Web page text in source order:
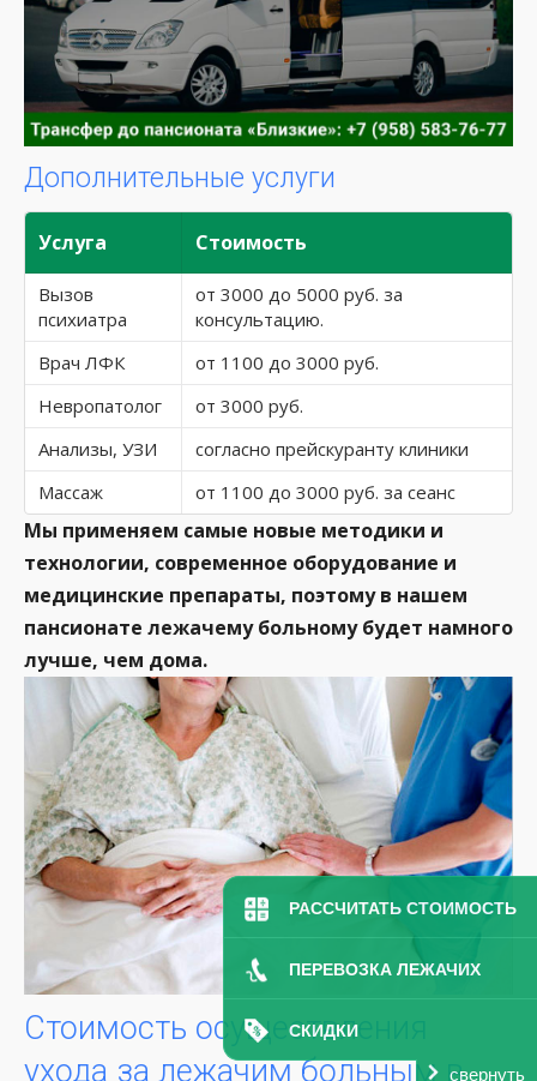
РАССЧИТАТЬ СТОИМОСТЬ
ПЕРЕВОЗКА ЛЕЖАЧИХ
СКИДКИ
свернуть
Дополнительные услуги
Услуга Стоимость
Вызов
психиатра
от 3000 до 5000 руб. за
консультацию.
Врач ЛФК
от 1100 до 3000 руб.
Невропатолог
от 3000 руб.
Анализы, УЗИ
согласно прейскуранту клиники
Массаж
от 1100 до 3000 руб. за сеанс
Мы применяем самые новые методики и
технологии, современное оборудование и
медицинские препараты, поэтому в нашем
пансионате лежачему больному будет намного
лучше, чем дома.
Стоимость осуществления
ухода за лежачим больным в